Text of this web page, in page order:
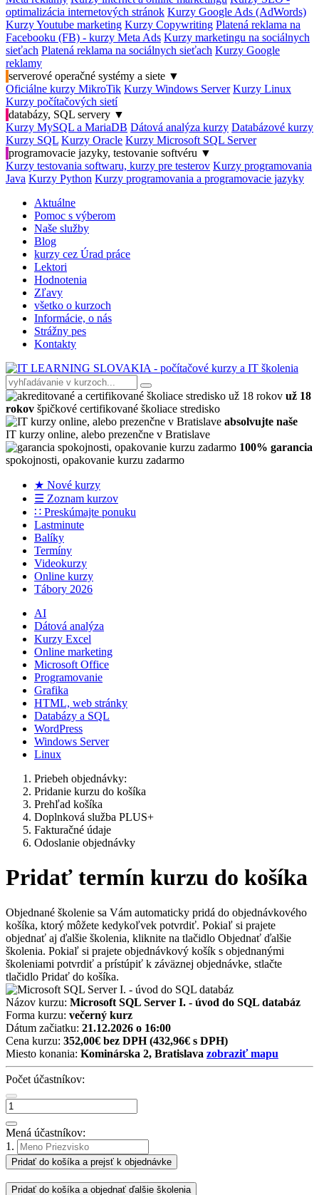
optimalizácia internetových stránok Kurzy Google Ads (AdWords)
Kurzy Youtube marketing Kurzy Copywriting Platená reklama na
Facebooku (FB) - kurzy Meta Ads Kurzy marketingu na sociálnych
sieťach Platená reklama na sociálnych sieťach Kurzy Google
reklamy
serverové operačné systémy a siete ▼
Oficiálne kurzy MikroTik Kurzy Windows Server Kurzy Linux
Kurzy počítačových sietí
databázy, SQL servery ▼
Kurzy MySQL a MariaDB Dátová analýza kurzy Databázové kurzy
Kurzy SQL Kurzy Oracle Kurzy Microsoft SQL Server
programovacie jazyky, testovanie softvéru ▼
Kurzy testovania softwaru, kurzy pre testerov Kurzy programovania
Java Kurzy Python Kurzy programovania a programovacie jazyky
Aktuálne
Pomoc s výberom
Naše služby
Blog
kurzy cez Úrad práce
Lektori
Hodnotenia
Zľavy
všetko o kurzoch
Informácie, o nás
Strážny pes
Kontakty
už 18
rokov špičkové certifikované školiace stredisko
absolvujte naše
IT kurzy online, alebo prezenčne v Bratislave
100% garancia
spokojnosti, opakovanie kurzu zadarmo
★ Nové kurzy
☰ Zoznam kurzov
∷ Preskúmajte ponuku
Lastminute
Balíky
Termíny
Videokurzy
Online kurzy
Tábory 2026
AI
Dátová analýza
Kurzy Excel
Online marketing
Microsoft Office
Programovanie
Grafika
HTML, web stránky
Databázy a SQL
WordPress
Windows Server
Linux
Priebeh objednávky:
Pridanie kurzu do košíka
Prehľad košíka
Doplnková služba PLUS+
Fakturačné údaje
Odoslanie objednávky
Pridať termín kurzu do košíka
Objednané školenie sa Vám automaticky pridá do objednávkového
košíka, ktorý môžete kedykoľvek potvrdiť. Pokiaľ si prajete
objednať aj ďalšie školenia, kliknite na tlačidlo Objednať ďalšie
školenia. Pokiaľ si prajete objednávkový košík s objednanými
školeniami potvrdiť a prístúpiť k záväznej objednávke, stlačte
tlačidlo Pridať do košíka.
Názov kurzu: Microsoft SQL Server I. - úvod do SQL databáz
Forma kurzu: večerný kurz
Dátum začiatku: 21.12.2026 o 16:00
Cena kurzu: 352,00€ bez DPH(432,96€ s DPH)
Miesto konania: Kominárska 2, Bratislava zobraziť mapu
Počet účastníkov:
Mená účastníkov:
1.
Pridať do košíka a prejsť k objednávke
Pridať do košíka a objednať ďalšie školenia